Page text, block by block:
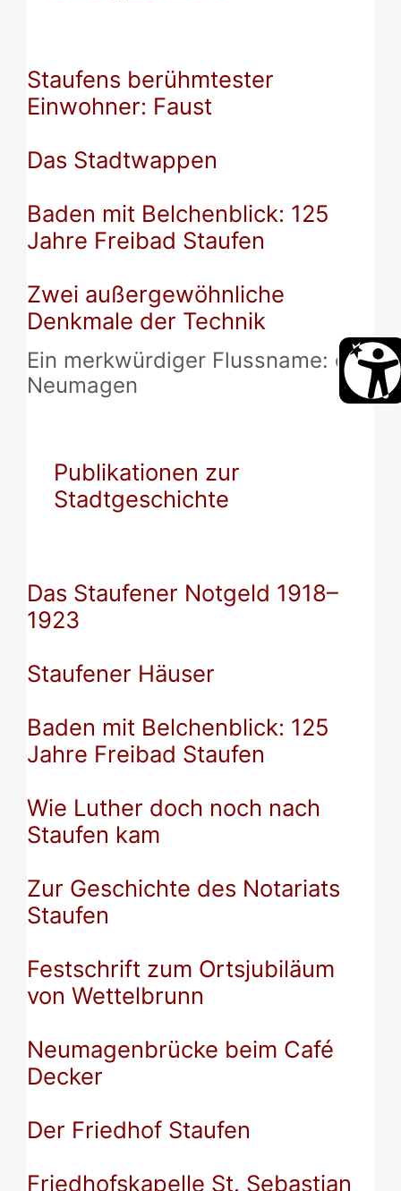
Staufens berühmtester
Einwohner: Faust
Das Stadtwappen
Baden mit Belchenblick: 125
Jahre Freibad Staufen
Zwei außergewöhnliche
Denkmale der Technik
Ein merkwürdiger Flussname: der
Neumagen
Publikationen zur
Stadtgeschichte
Das Staufener Notgeld 1918–
1923
Staufener Häuser
Baden mit Belchenblick: 125
Jahre Freibad Staufen
Wie Luther doch noch nach
Staufen kam
Zur Geschichte des Notariats
Staufen
Festschrift zum Ortsjubiläum
von Wettelbrunn
Neumagenbrücke beim Café
Decker
Der Friedhof Staufen
Friedhofskapelle St. Sebastian